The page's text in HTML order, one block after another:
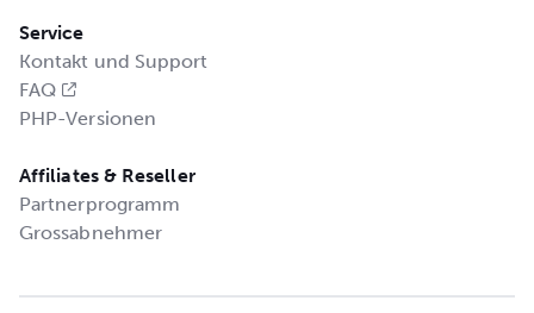
Service
Kontakt und Support
FAQ
PHP-Versionen
Affiliates & Reseller
Partnerprogramm
Grossabnehmer